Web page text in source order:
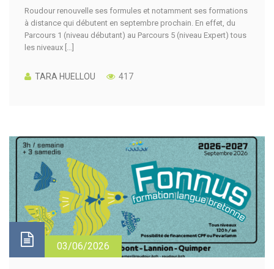
Roudour renouvelle ses formules et notamment ses formations
à distance qui débutent en septembre prochain. En effet, du
Parcours 1 (niveau débutant) au Parcours 5 (niveau Expert) tous
les niveaux […]
TARA HUELLOU 417
03/06/2026